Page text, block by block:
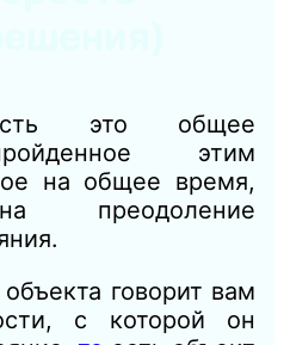
это общее
этим
на общее время,
преодоление
говорит вам
с которой он